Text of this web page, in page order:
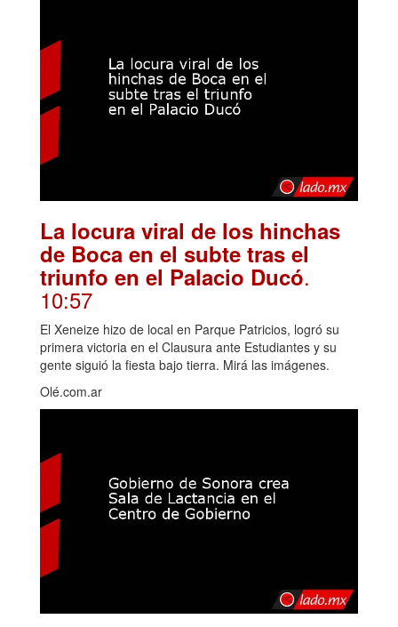
La locura viral de los hinchas
de Boca en el subte tras el
triunfo en el Palacio Ducó.
10:57
El Xeneize hizo de local en Parque Patricios, logró su
primera victoria en el Clausura ante Estudiantes y su
gente siguió la fiesta bajo tierra. Mirá las imágenes.
Olé.com.ar